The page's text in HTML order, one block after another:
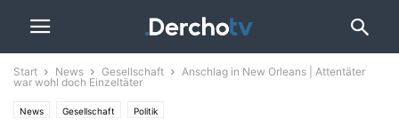
Start News Gesellschaft
Anschlag in New Orleans | Attentäter
war wohl doch Einzeltäter
News Gesellschaft Politik